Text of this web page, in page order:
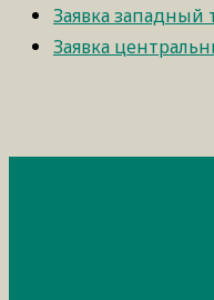
Заявка западный
Заявка